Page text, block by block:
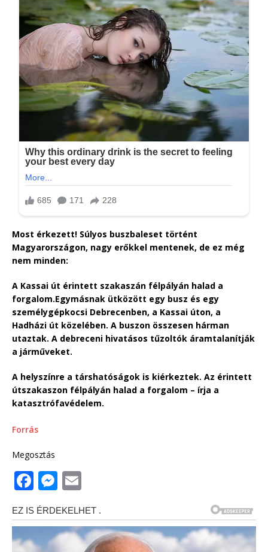
Most érkezett! Súlyos buszbaleset történt
Magyarországon, nagy erőkkel mentenek, de ez még
nem minden:
A Kassai út érintett szakaszán félpályán halad a
forgalom.Egymásnak ütközött egy busz és egy
személygépkocsi Debrecenben, a Kassai úton, a
Hadházi út közelében. A buszon összesen hárman
utaztak. A debreceni hivatásos tűzoltók áramtalanítják
a járműveket.
A helyszínre a társhatóságok is kiérkeztek. Az érintett
útszakaszon félpályán halad a forgalom – írja a
katasztrófavédelem.
Forrás
Megosztás
F
a
c
e
M
ss
e
ai
l